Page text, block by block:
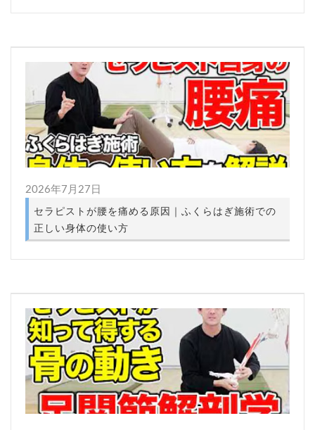
2026年7月27日
セラピストが腰を痛める原因｜ふくらはぎ施術での
正しい身体の使い方